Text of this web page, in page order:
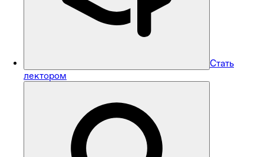
Стать
лектором